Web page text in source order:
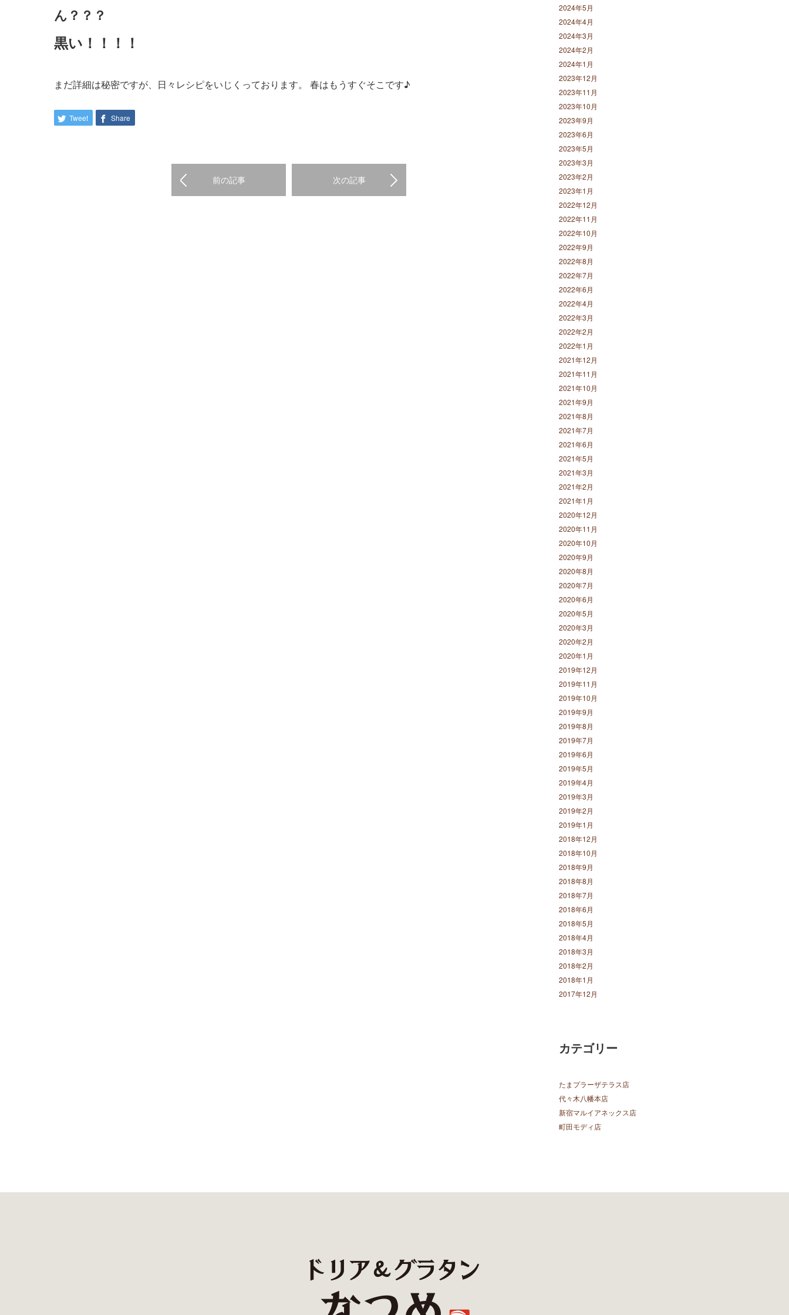
ん？？？
黒い！！！！
まだ詳細は秘密ですが、日々レシピをいじくっております。 春はもうすぐそこです♪
Tweet Share
前の記事 次の記事
2024年5月
2024年4月
2024年3月
2024年2月
2024年1月
2023年12月
2023年11月
2023年10月
2023年9月
2023年6月
2023年5月
2023年3月
2023年2月
2023年1月
2022年12月
2022年11月
2022年10月
2022年9月
2022年8月
2022年7月
2022年6月
2022年4月
2022年3月
2022年2月
2022年1月
2021年12月
2021年11月
2021年10月
2021年9月
2021年8月
2021年7月
2021年6月
2021年5月
2021年3月
2021年2月
2021年1月
2020年12月
2020年11月
2020年10月
2020年9月
2020年8月
2020年7月
2020年6月
2020年5月
2020年3月
2020年2月
2020年1月
2019年12月
2019年11月
2019年10月
2019年9月
2019年8月
2019年7月
2019年6月
2019年5月
2019年4月
2019年3月
2019年2月
2019年1月
2018年12月
2018年10月
2018年9月
2018年8月
2018年7月
2018年6月
2018年5月
2018年4月
2018年3月
2018年2月
2018年1月
2017年12月
カテゴリー
たまプラーザテラス店
代々木八幡本店
新宿マルイアネックス店
町田モディ店